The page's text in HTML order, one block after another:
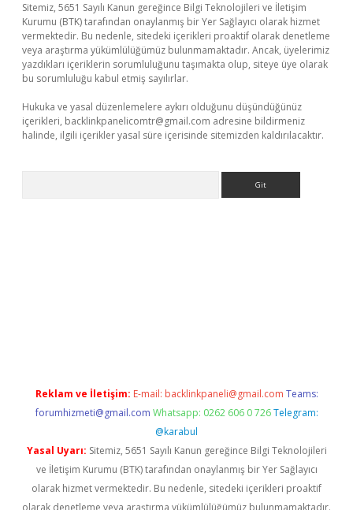
Sitemiz, 5651 Sayılı Kanun gereğince Bilgi Teknolojileri ve İletişim
Kurumu (BTK) tarafından onaylanmış bir Yer Sağlayıcı olarak hizmet
vermektedir. Bu nedenle, sitedeki içerikleri proaktif olarak denetleme
veya araştırma yükümlülüğümüz bulunmamaktadır. Ancak, üyelerimiz
yazdıkları içeriklerin sorumluluğunu taşımakta olup, siteye üye olarak
bu sorumluluğu kabul etmiş sayılırlar.
Hukuka ve yasal düzenlemelere aykırı olduğunu düşündüğünüz
içerikleri, backlinkpanelicomtr@gmail.com adresine bildirmeniz
halinde, ilgili içerikler yasal süre içerisinde sitemizden kaldırılacaktır.
Reklam ve İletişim: E-mail: backlinkpaneli@gmail.com Teams:
forumhizmeti@gmail.com Whatsapp: 0262 606 0 726 Telegram:
@karabul
Yasal Uyarı: Sitemiz, 5651 Sayılı Kanun gereğince Bilgi Teknolojileri
ve İletişim Kurumu (BTK) tarafından onaylanmış bir Yer Sağlayıcı
olarak hizmet vermektedir. Bu nedenle, sitedeki içerikleri proaktif
olarak denetleme veya araştırma yükümlülüğümüz bulunmamaktadır.